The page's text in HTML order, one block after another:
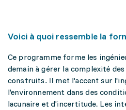
Voici à quoi ressemble la
Ce programme forme les
demain à gérer la complexité
construits. Il met l'accent sur
l'environnement dans des
lacunaire et d'incertitude. Les